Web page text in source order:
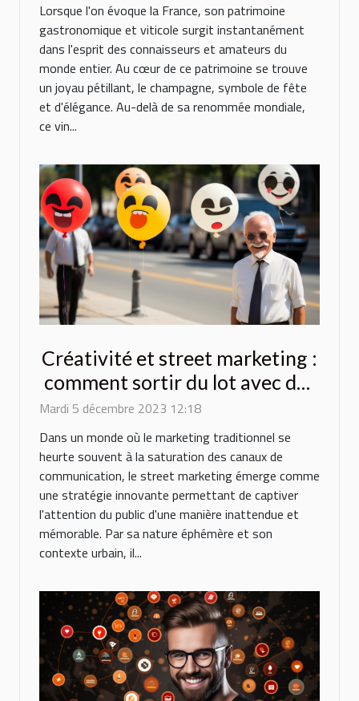
Lorsque l'on évoque la France, son patrimoine
gastronomique et viticole surgit instantanément
dans l'esprit des connaisseurs et amateurs du
monde entier. Au cœur de ce patrimoine se trouve
un joyau pétillant, le champagne, symbole de fête
et d'élégance. Au-delà de sa renommée mondiale,
ce vin...
Créativité et street marketing :
comment sortir du lot avec des
ballons originaux ?
Mardi 5 décembre 2023 12:18
Dans un monde où le marketing traditionnel se
heurte souvent à la saturation des canaux de
communication, le street marketing émerge comme
une stratégie innovante permettant de captiver
l'attention du public d'une manière inattendue et
mémorable. Par sa nature éphémère et son
contexte urbain, il...